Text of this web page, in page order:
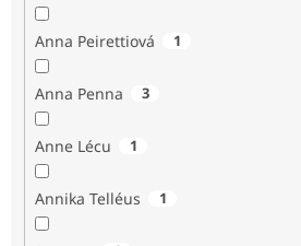
Anna Peirettiová 1
Anna Penna 3
Anne Lécu 1
Annika Telléus 1